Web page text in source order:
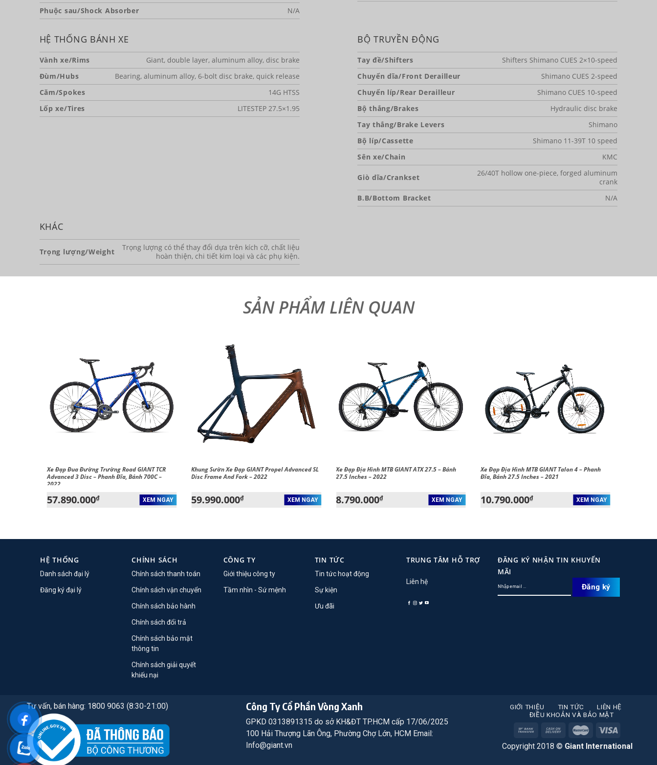
Phuộc sau/Shock Absorber
N/A
HỆ THỐNG BÁNH XE
Vành xe/Rims
Giant, double layer, aluminum alloy, disc brake
Đùm/Hubs
Bearing, aluminum alloy, 6-bolt disc brake, quick release
Căm/Spokes
14G HTSS
Lốp xe/Tires
LITESTEP 27.5×1.95
BỘ TRUYỀN ĐỘNG
Tay đề/Shifters
Shifters Shimano CUES 2×10-speed
Chuyển dĩa/Front Derailleur
Shimano CUES 2-speed
Chuyển líp/Rear Derailleur
Shimano CUES 10-speed
Bộ thắng/Brakes
Hydraulic disc brake
Tay thắng/Brake Levers
Shimano
Bộ líp/Cassette
Shimano 11-39T 10 speed
Sên xe/Chain
KMC
Giò dĩa/Crankset
26/40T hollow one-piece, forged aluminum
crank
B.B/Bottom Bracket
N/A
KHÁC
Trọng lượng/Weight
Trọng lượng có thể thay đổi dựa trên kích cỡ, chất liệu
hoàn thiện, chi tiết kim loại và các phụ kiện.
Xe Đạp Đua Đường Trường Road GIANT TCR
Advanced 3 Disc – Phanh Đĩa, Bánh 700C –
2022
57.890.000₫ XEM NGAY
Khung Sườn Xe Đạp GIANT Propel Advanced SL
Disc Frame And Fork – 2022
59.990.000₫ XEM NGAY
Xe Đạp Địa Hình MTB GIANT ATX 27.5 – Bánh
27.5 Inches – 2022
8.790.000₫ XEM NGAY
Xe Đạp Địa Hình MTB GIANT Talon 4 – Phanh
Đĩa, Bánh 27.5 Inches – 2021
10.790.000₫ XEM NGAY
HỆ THỐNG
Danh sách đại lý
Đăng ký đại lý
CHÍNH SÁCH
Chính sách thanh toán
Chính sách vận chuyển
Chính sách bảo hành
Chính sách đổi trả
Chính sách bảo mật
thông tin
Chính sách giải quyết
khiếu nại
CÔNG TY
Giới thiệu công ty
Tầm nhìn - Sứ mệnh
TIN TỨC
Tin tức hoạt động
Sự kiện
Ưu đãi
TRUNG TÂM HỖ TRỢ
Liên hệ
ĐĂNG KÝ NHẬN TIN KHUYẾN
MÃI
Tư vấn, bán hàng: 1800 9063 (8:30-21:00) Công Ty Cổ Phần Vòng Xanh
GPKD 0313891315 do sở KH&ĐT TP.HCM cấp 17/06/2025
100 Hải Thượng Lãn Ông, Phường Chợ Lớn, HCM Email:
Info@giant.vn
GIỚI THIỆU TIN TỨC
LIÊN HỆ
ĐIỀU KHOẢN VÀ BẢO MẬT
Copyright 2018 © Giant International